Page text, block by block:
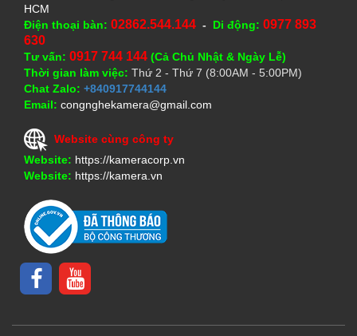
HCM
Điện thoại bàn: 02862.544.144 - Di động: 0977 893
630
Tư vấn: 0917 744 144 (Cả Chủ Nhật & Ngày Lễ)
Thời gian làm việc: Thứ 2 - Thứ 7 (8:00AM - 5:00PM)
Chat Zalo: +840917744144
Email: congnghekamera@gmail.com
Website cùng công ty
Website: https://kameracorp.vn
Website: https://kamera.vn